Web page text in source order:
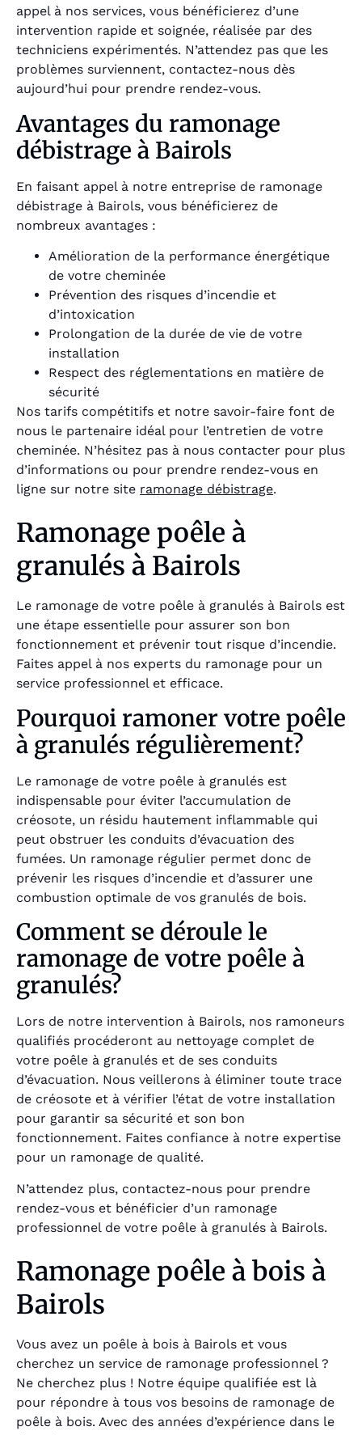
appel à nos services, vous bénéficierez d’une
intervention rapide et soignée, réalisée par des
techniciens expérimentés. N’attendez pas que les
problèmes surviennent, contactez-nous dès
aujourd’hui pour prendre rendez-vous.
Avantages du ramonage
débistrage à Bairols
En faisant appel à notre entreprise de ramonage
débistrage à Bairols, vous bénéficierez de
nombreux avantages :
Amélioration de la performance énergétique
de votre cheminée
Prévention des risques d’incendie et
d’intoxication
Prolongation de la durée de vie de votre
installation
Respect des réglementations en matière de
sécurité
Nos tarifs compétitifs et notre savoir-faire font de
nous le partenaire idéal pour l’entretien de votre
cheminée. N’hésitez pas à nous contacter pour plus
d’informations ou pour prendre rendez-vous en
ligne sur notre site ramonage débistrage.
Ramonage poêle à
granulés à Bairols
Le ramonage de votre poêle à granulés à Bairols est
une étape essentielle pour assurer son bon
fonctionnement et prévenir tout risque d’incendie.
Faites appel à nos experts du ramonage pour un
service professionnel et efficace.
Pourquoi ramoner votre poêle
à granulés régulièrement?
Le ramonage de votre poêle à granulés est
indispensable pour éviter l’accumulation de
créosote, un résidu hautement inflammable qui
peut obstruer les conduits d’évacuation des
fumées. Un ramonage régulier permet donc de
prévenir les risques d’incendie et d’assurer une
combustion optimale de vos granulés de bois.
Comment se déroule le
ramonage de votre poêle à
granulés?
Lors de notre intervention à Bairols, nos ramoneurs
qualifiés procéderont au nettoyage complet de
votre poêle à granulés et de ses conduits
d’évacuation. Nous veillerons à éliminer toute trace
de créosote et à vérifier l’état de votre installation
pour garantir sa sécurité et son bon
fonctionnement. Faites confiance à notre expertise
pour un ramonage de qualité.
N’attendez plus, contactez-nous pour prendre
rendez-vous et bénéficier d’un ramonage
professionnel de votre poêle à granulés à Bairols.
Ramonage poêle à bois à
Bairols
Vous avez un poêle à bois à Bairols et vous
cherchez un service de ramonage professionnel ?
Ne cherchez plus ! Notre équipe qualifiée est là
pour répondre à tous vos besoins de ramonage de
poêle à bois. Avec des années d’expérience dans le